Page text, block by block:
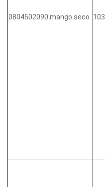
0804502090 mango seco 103